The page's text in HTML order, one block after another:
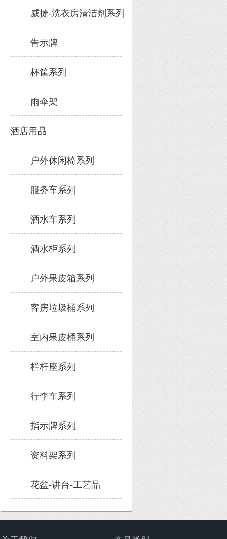
威捷-洗衣房清洁剂系列
告示牌
杯筐系列
雨伞架
酒店用品
户外休闲椅系列
服务车系列
酒水车系列
酒水柜系列
户外果皮箱系列
客房垃圾桶系列
室内果皮桶系列
栏杆座系列
行李车系列
指示牌系列
资料架系列
花盆-讲台-工艺品